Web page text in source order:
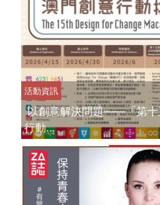
活動資訊
以創意解決問題——「第十
行動...